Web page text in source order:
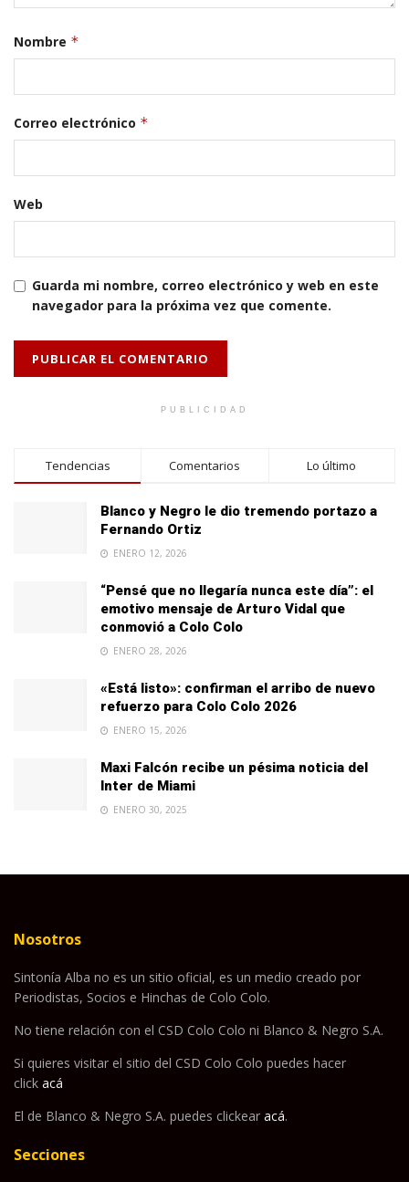
Nombre *
Correo electrónico *
Web
Guarda mi nombre, correo electrónico y web en este
navegador para la próxima vez que comente.
PUBLICIDAD
Tendencias Comentarios Lo último
Blanco y Negro le dio tremendo portazo a
Fernando Ortiz
ENERO 12, 2026
“Pensé que no llegaría nunca este día”: el
emotivo mensaje de Arturo Vidal que
conmovió a Colo Colo
ENERO 28, 2026
«Está listo»: confirman el arribo de nuevo
refuerzo para Colo Colo 2026
ENERO 15, 2026
Maxi Falcón recibe un pésima noticia del
Inter de Miami
ENERO 30, 2025
Nosotros
Sintonía Alba no es un sitio oficial, es un medio creado por
Periodistas, Socios e Hinchas de Colo Colo.
No tiene relación con el CSD Colo Colo ni Blanco & Negro S.A.
Si quieres visitar el sitio del CSD Colo Colo puedes hacer
click acá
El de Blanco & Negro S.A. puedes clickear acá.
Secciones